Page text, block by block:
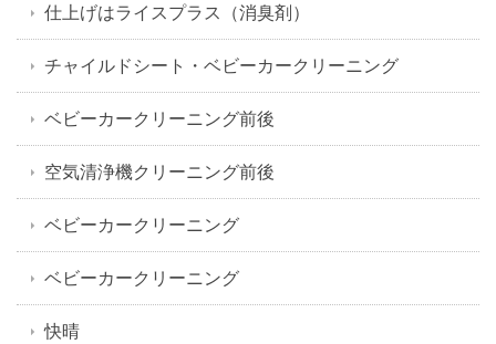
仕上げはライスプラス（消臭剤）
チャイルドシート・ベビーカークリーニング
ベビーカークリーニング前後
空気清浄機クリーニング前後
ベビーカークリーニング
ベビーカークリーニング
快晴